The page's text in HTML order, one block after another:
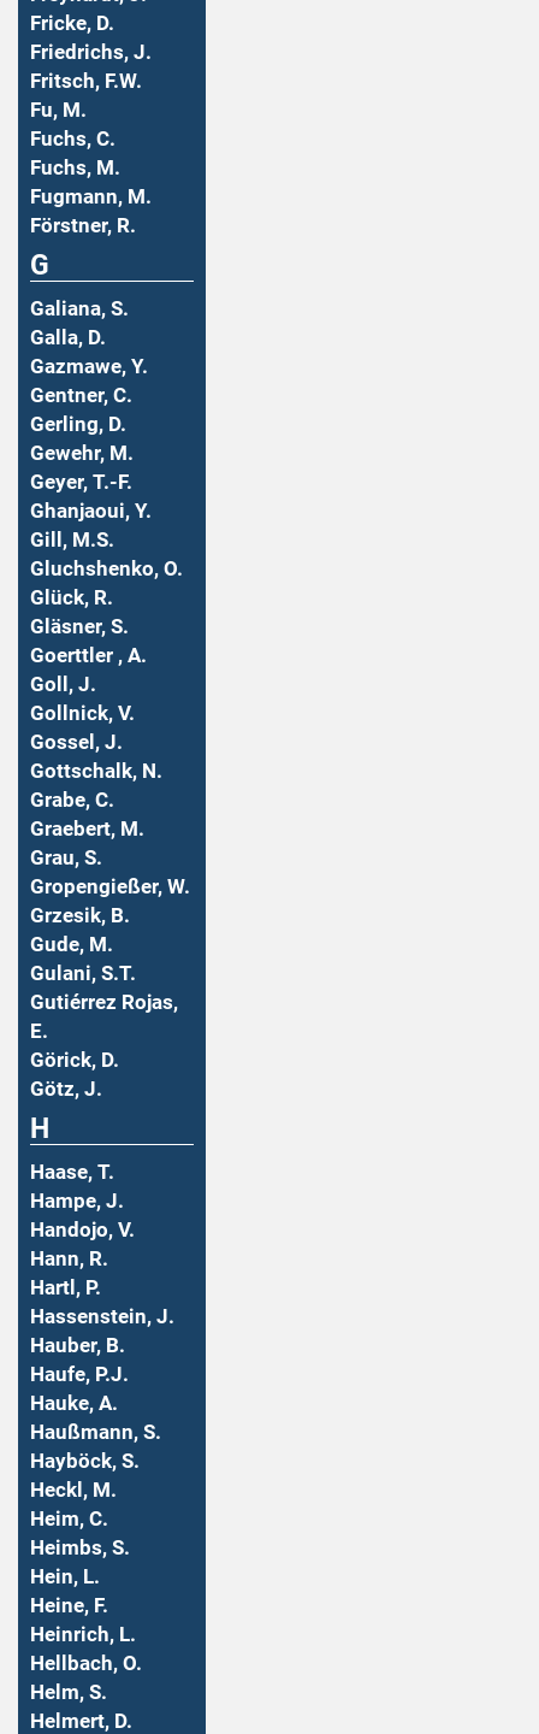
Fricke, D.
Friedrichs, J.
Fritsch, F.W.
Fu, M.
Fuchs, C.
Fuchs, M.
Fugmann, M.
Förstner, R.
G
Galiana, S.
Galla, D.
Gazmawe, Y.
Gentner, C.
Gerling, D.
Gewehr, M.
Geyer, T.-F.
Ghanjaoui, Y.
Gill, M.S.
Gluchshenko, O.
Glück, R.
Gläsner, S.
Goerttler , A.
Goll, J.
Gollnick, V.
Gossel, J.
Gottschalk, N.
Grabe, C.
Graebert, M.
Grau, S.
Gropengießer, W.
Grzesik, B.
Gude, M.
Gulani, S.T.
Gutiérrez Rojas,
E.
Görick, D.
Götz, J.
H
Haase, T.
Hampe, J.
Handojo, V.
Hann, R.
Hartl, P.
Hassenstein, J.
Hauber, B.
Haufe, P.J.
Hauke, A.
Haußmann, S.
Hayböck, S.
Heckl, M.
Heim, C.
Heimbs, S.
Hein, L.
Heine, F.
Heinrich, L.
Hellbach, O.
Helm, S.
Helmert, D.